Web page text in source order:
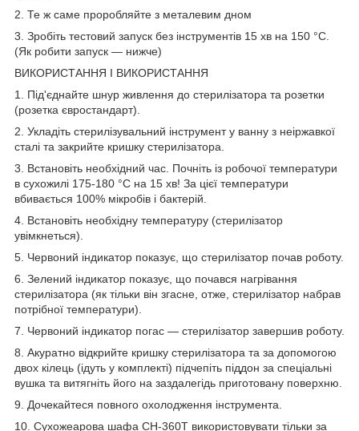
2. Те ж саме проробляйте з металевим дном
3. Зробіть тестовий запуск без інструментів 15 хв на 150 °C.
(Як робити запуск — нижче)
ВИКОРИСТАННЯ І ВИКОРИСТАННЯ
1. Під'єднайте шнур живлення до стерилізатора та розетки
(розетка євростандарт).
2. Укладіть стерилізувальний інструмент у ванну з неіржавкої
сталі та закрийте кришку стерилізатора.
3. Встановіть необхідний час. Почніть із робочої температури
в сухожилі 175-180 °C на 15 хв! За цієї температури
вбивається 100% мікробів і бактерій.
4. Встановіть необхідну температуру (стерилізатор
увімкнеться).
5. Червоний індикатор показує, що стерилізатор почав роботу.
6. Зелений індикатор показує, що почався нагрівання
стерилізатора (як тільки він згасне, отже, стерилізатор набрав
потрібної температури).
7. Червоний індикатор погас — стерилізатор завершив роботу.
8. Акуратно відкрийте кришку стерилізатора та за допомогою
двох кілець (ідуть у комплекті) підчепіть піддон за спеціальні
вушка та витягніть його на заздалегідь приготовану поверхню.
9. Дочекайтеся повного охолодження інструмента.
10. Сухожеарова шафа CH-360T використовувати тільки за